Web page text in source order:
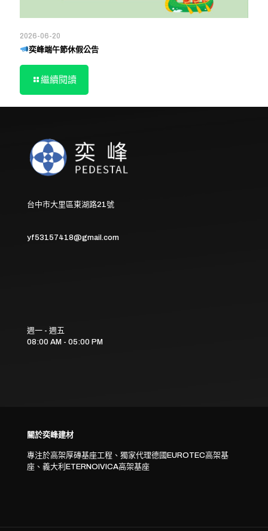
2026-06-20
奕峰端午節休假公告
繼續閱讀
台中市大里區東湖路21號
yf53157418@gmail.com
週一 - 週五
08:00 AM - 05:00 PM
關於奕峰建材
專注於高架厚磚基座工程、獨家代理德國EUROTEC高架基
座、義大利ETERNOIVICA高架基座